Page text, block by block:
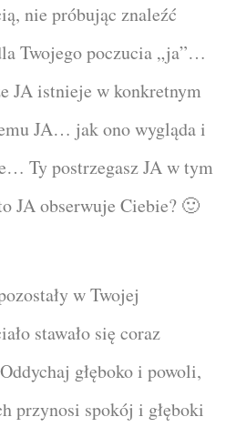
nie próbując znaleźć
Twojego poczucia „ja”…
JA istnieje w konkretnym
JA… jak ono wygląda i
Ty postrzegasz JA w tym
JA obserwuje Ciebie? 🙂
w Twojej
stawało się coraz
głęboko i powoli,
przynosi spokój i głęboki